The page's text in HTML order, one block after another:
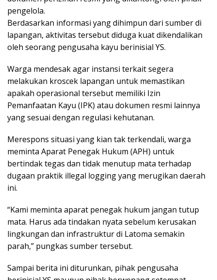
pengelola.
Berdasarkan informasi yang dihimpun dari sumber di
lapangan, aktivitas tersebut diduga kuat dikendalikan
oleh seorang pengusaha kayu berinisial YS.
Warga mendesak agar instansi terkait segera
melakukan kroscek lapangan untuk memastikan
apakah operasional tersebut memiliki Izin
Pemanfaatan Kayu (IPK) atau dokumen resmi lainnya
yang sesuai dengan regulasi kehutanan.
Merespons situasi yang kian tak terkendali, warga
meminta Aparat Penegak Hukum (APH) untuk
bertindak tegas dan tidak menutup mata terhadap
dugaan praktik illegal logging yang merugikan daerah
ini.
“Kami meminta aparat penegak hukum jangan tutup
mata. Harus ada tindakan nyata sebelum kerusakan
lingkungan dan infrastruktur di Latoma semakin
parah,” pungkas sumber tersebut.
Sampai berita ini diturunkan, pihak pengusaha